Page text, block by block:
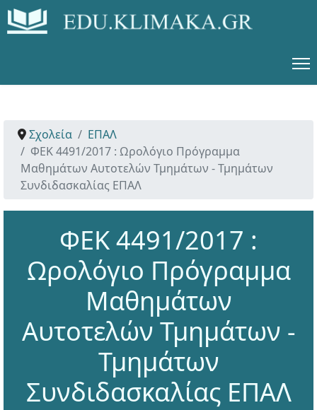
Σχολεία
ΕΠΑΛ
ΦΕΚ 4491/2017 : Ωρολόγιο Πρόγραμμα
Μαθημάτων Αυτοτελών Τμημάτων - Τμημάτων
Συνδιδασκαλίας ΕΠΑΛ
ΦΕΚ 4491/2017 :
Ωρολόγιο Πρόγραμμα
Μαθημάτων
Αυτοτελών Τμημάτων -
Τμημάτων
Συνδιδασκαλίας ΕΠΑΛ